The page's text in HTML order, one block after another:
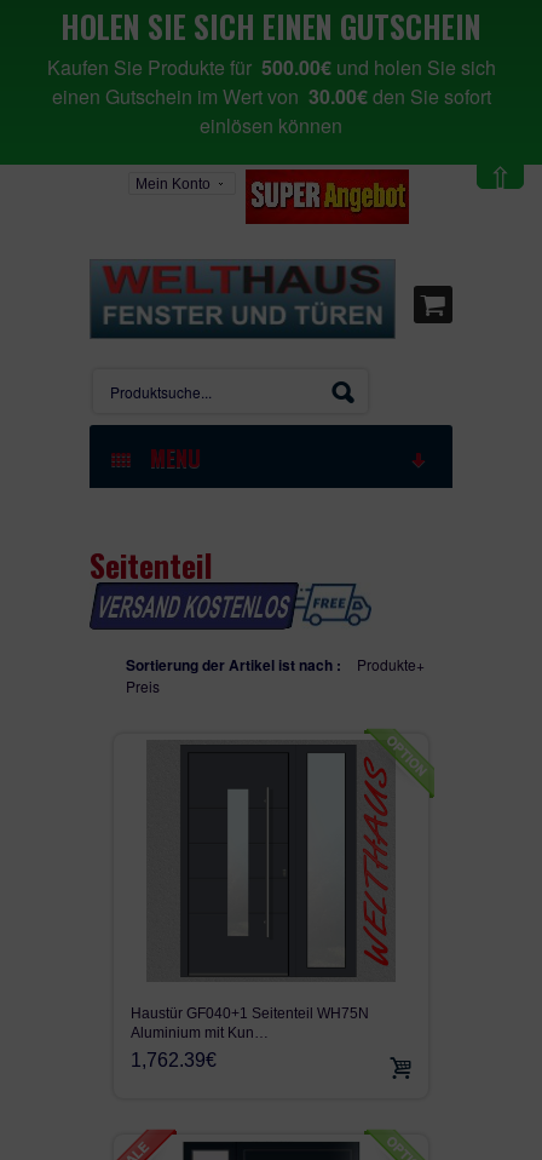
HOLEN SIE SICH EINEN GUTSCHEIN
Kaufen Sie Produkte für 500.00€und holen Sie sich
einen Gutschein im Wert von 30.00€den Sie sofort
einlösen können
⇧
Mein Konto
MENU
WH75N
SEITENTEIL
FENSTER
Seitenteil
Sortierung der Artikel ist nach :
Produkte+
Preis
Haustür GF040+1 Seitenteil WH75N
Aluminium mit Kun…
1,762.39€